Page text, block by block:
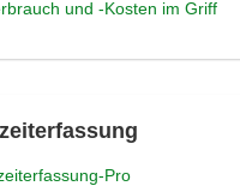
und -Kosten im Griff